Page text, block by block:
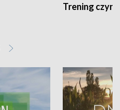
Trening czyni